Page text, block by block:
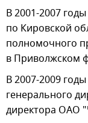
В 2001-2007
по Кировской
полномочного
в Приволжском
В 2007-2009
генерального
директора ОАО